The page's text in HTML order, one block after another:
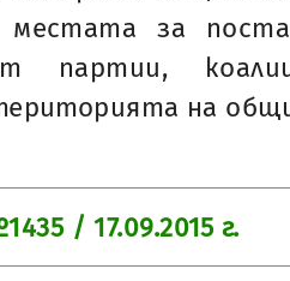
местата за
партии,
на
/ 17.09.2015 г.